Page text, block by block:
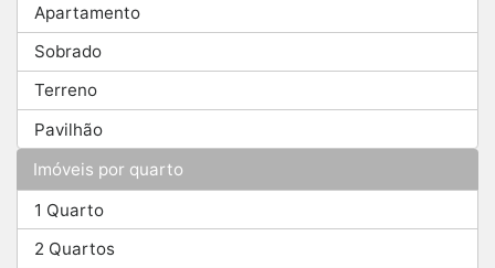
Apartamento
Sobrado
Terreno
Pavilhão
Imóveis por quarto
1 Quarto
2 Quartos